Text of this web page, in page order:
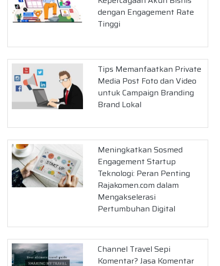
dengan Engagement Rate
Tinggi
Tips Memanfaatkan Private
Media Post Foto dan Video
untuk Campaign Branding
Brand Lokal
Meningkatkan Sosmed
Engagement Startup
Teknologi: Peran Penting
Rajakomen.com dalam
Mengakselerasi
Pertumbuhan Digital
Channel Travel Sepi
Komentar? Jasa Komentar